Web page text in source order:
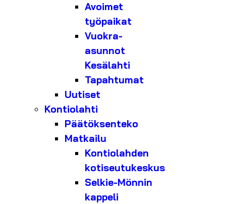
Avoimet
työpaikat
Vuokra-
asunnot
Kesälahti
Tapahtumat
Uutiset
Kontiolahti
Päätöksenteko
Matkailu
Kontiolahden
kotiseutukeskus
Selkie-Mönnin
kappeli